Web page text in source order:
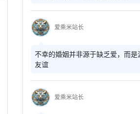
爱乘米站长
不幸的婚姻并非源于缺乏爱，而是
友谊
爱乘米站长